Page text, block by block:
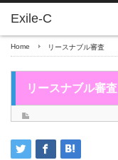
Home リースナブル審査
リースナブル審査